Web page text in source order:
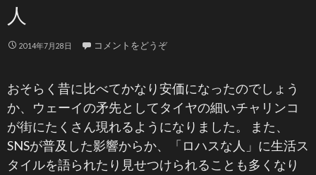
人
2014年7月28日 コメントをどうぞ
おそらく昔に比べてかなり安価になったのでしょう
か、ウェーイの矛先としてタイヤの細いチャリンコ
が街にたくさん現れるようになりました。 また、
SNSが普及した影響からか、「ロハスな人」に生活ス
タイルを語られたり見せつけられることも多くなり